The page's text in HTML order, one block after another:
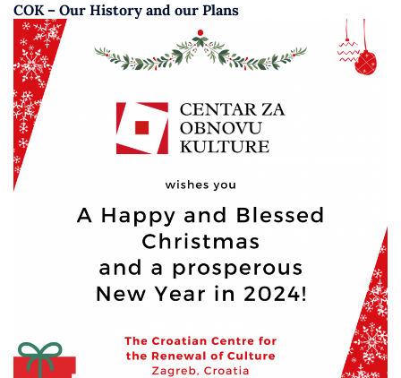
COK – Our History and our Plans